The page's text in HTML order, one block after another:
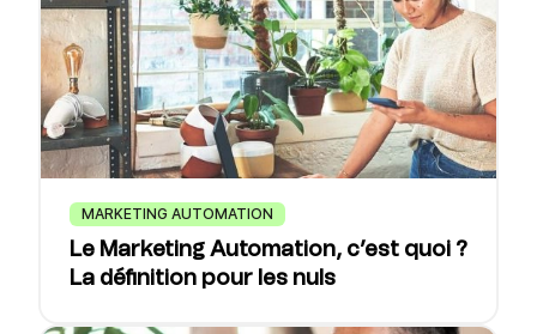
MARKETING AUTOMATION
Le Marketing Automation, c’est quoi ?
La définition pour les nuls